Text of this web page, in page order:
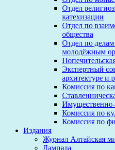
Отдел
катехизации
Отдел по
общества
Отдел по
молодёжным
Экспертный
архитектуре и
Комиссия по
Комиссия по
Комиссия по
Издания
Журнал Алтайская
Лампада